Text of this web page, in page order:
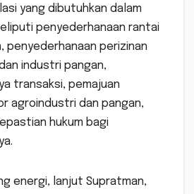
yang dibutuhkan dalam
penyederhanaan rantai
penyederhanaan perizinan
industri pangan,
transaksi, pemajuan
agroindustri dan pangan,
hukum bagi
energi, lanjut Supratman,